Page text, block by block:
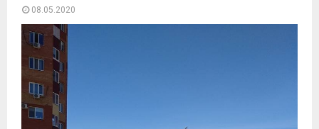
08.05.2020